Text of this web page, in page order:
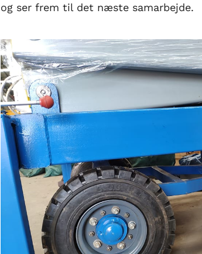
og ser frem til det næste samarbejde.